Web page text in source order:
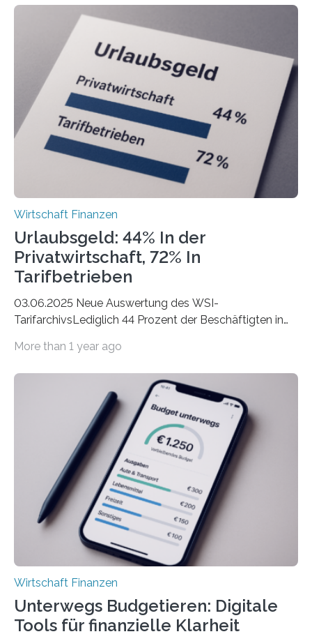
ist demnach Berlin. Betrachtet man nur die Gründungen
der Freiberuflerinnen, so liegt Leipzig an der Spitze. In
Berlin starteten in 2024 die meisten Personen in eine
eigene freiberufliche Existenz, dahinter folgten die
Städte Hamburg, München und Köln. Betrachtet man
hingegen die Existenzgründungsintensität – die Anzahl
der freiberuflichen Gründungen je…
Wirtschaft Finanzen
Urlaubsgeld: 44% In der
Privatwirtschaft, 72% In
Tarifbetrieben
03.06.2025 Neue Auswertung des WSI-
TarifarchivsLediglich 44 Prozent der Beschäftigten in
tarifgebundenen Betrieben ist der Anteil mit 72 Prozent
Unterkünfte fast überall deutlich teurer geworden. Für
viele Beschäftigte ist deshalb das zumeist im Juni oder
Juli ausgezahlte Urlaubsgeld ein wichtiger Faktor, um
sich den wohlverdienten Jahresurlaub leisten zu
können. Allerdings erhält mit 44 Prozent noch nicht
einmal die Hälfte aller Beschäftigten in der
Privatwirtschaft Urlaubsgeld. Zu diesem…
More than 1 year ago
Wirtschaft Finanzen
Unterwegs Budgetieren: Digitale
Tools für finanzielle Klarheit